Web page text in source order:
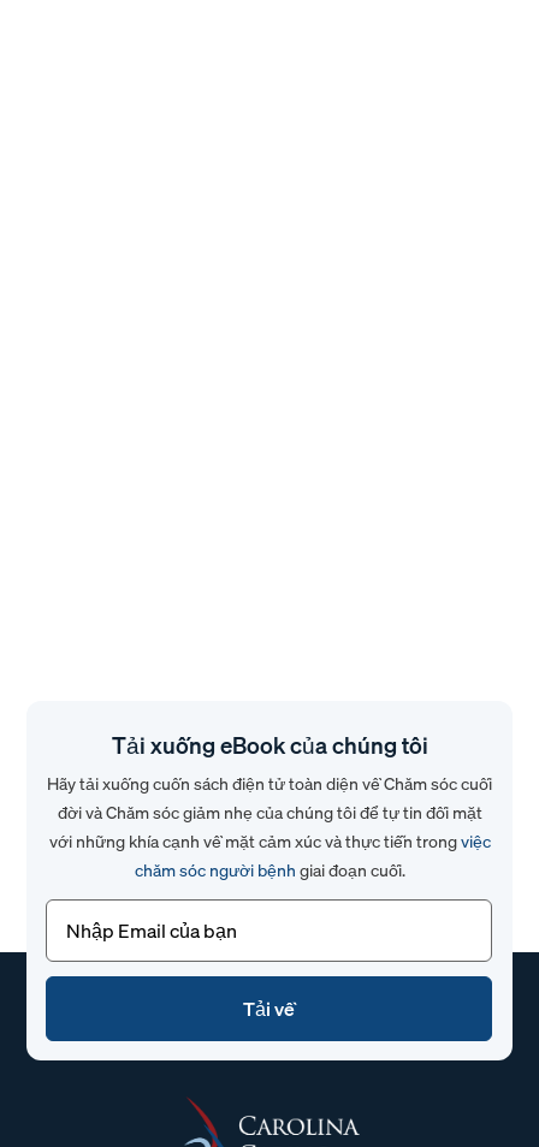
Tải xuống eBook của chúng tôi
Hãy tải xuống cuốn sách điện tử toàn diện về Chăm sóc cuối
đời và Chăm sóc giảm nhẹ của chúng tôi để tự tin đối mặt
với những khía cạnh về mặt cảm xúc và thực tiễn trongviệc
chăm sóc người bệnh giai đoạn cuối.
Email
(Bắt
buộc)